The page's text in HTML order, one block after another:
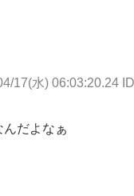
17(水) 06:03:20.24
だよなぁ